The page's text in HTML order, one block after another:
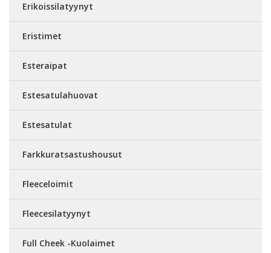
Erikoissilatyynyt
Eristimet
Esteraipat
Estesatulahuovat
Estesatulat
Farkkuratsastushousut
Fleeceloimit
Fleecesilatyynyt
Full Cheek -Kuolaimet